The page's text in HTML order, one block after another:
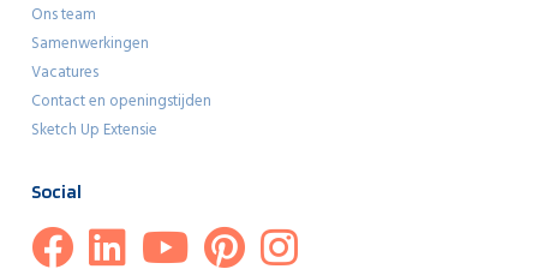
Ons team
Samenwerkingen
Vacatures
Contact en openingstijden
Sketch Up Extensie
Social